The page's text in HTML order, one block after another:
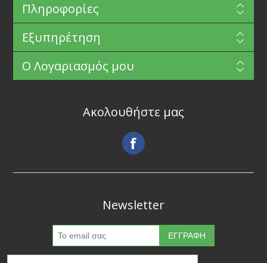
Πληροφορίες
Εξυπηρέτηση
Ο Λογαριασμός μου
Ακολουθήστε μας
Newsletter